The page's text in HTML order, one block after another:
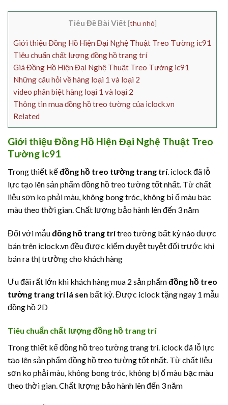
Tiêu Đề Bài Viết [thu nhỏ]
Giới thiệu Đồng Hồ Hiện Đại Nghệ Thuật Treo Tường ic91
Tiêu chuẩn chất lượng đồng hồ trang trí
Giá Đồng Hồ Hiện Đại Nghệ Thuật Treo Tường ic91
Những câu hỏi về hàng loại 1 và loại 2
video phân biệt hàng loại 1 và loại 2
Thông tin mua đồng hồ treo tường của iclock.vn
Related
Giới thiệu Đồng Hồ Hiện Đại Nghệ Thuật Treo
Tường ic91
Trong thiết kếđồng hồ treo tường trang trí. iclock đã lỗ
lực tạo lên sản phẩm đồng hồ treo tường tốt nhất. Từ chất
liệu sơn ko phải màu, không bong tróc, không bị ố màu bạc
màu theo thời gian. Chất lượng bảo hành lên đến 3 năm
Đối với mẫuđồng hồ trang trítreo tường bất kỳ nào được
bán trên iclock.vn đều được kiểm duyệt tuyệt đối trước khi
bán ra thị trường cho khách hàng
Ưu đãi rất lớn khi khách hàng mua 2 sản phẩmđồng hồ treo
tường trang trí lá sen bất kỳ. Được iclock tặng ngay 1 mẫu
đồng hồ 2D
Tiêu chuẩn chất lượng đồng hồ trang trí
Trong thiết kế đồng hồ treo tường trang trí. iclock đã lỗ lực
tạo lên sản phẩm đồng hồ treo tường tốt nhất. Từ chất liệu
sơn ko phải màu, không bong tróc, không bị ố màu bạc màu
theo thời gian. Chất lượng bảo hành lên đến 3 năm